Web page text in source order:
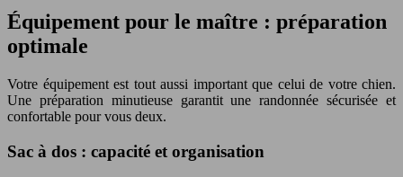
Équipement pour le maître : préparation
optimale
Votre équipement est tout aussi important que celui de votre chien.
Une préparation minutieuse garantit une randonnée sécurisée et
confortable pour vous deux.
Sac à dos : capacité et organisation